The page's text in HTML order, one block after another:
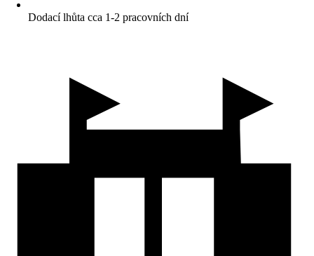
Dodací lhůta cca 1-2 pracovních dní